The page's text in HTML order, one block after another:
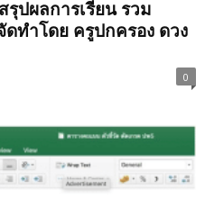
ปผลการเรียน รวม
ทำโดย ครูปกครอง ดวง
0